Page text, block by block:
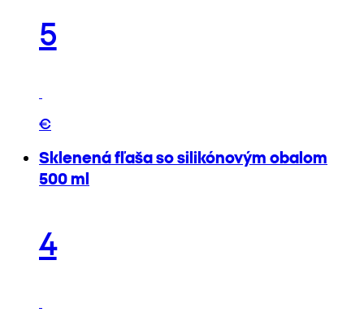
5
€
Sklenená fľaša so silikónovým obalom
500 ml
4